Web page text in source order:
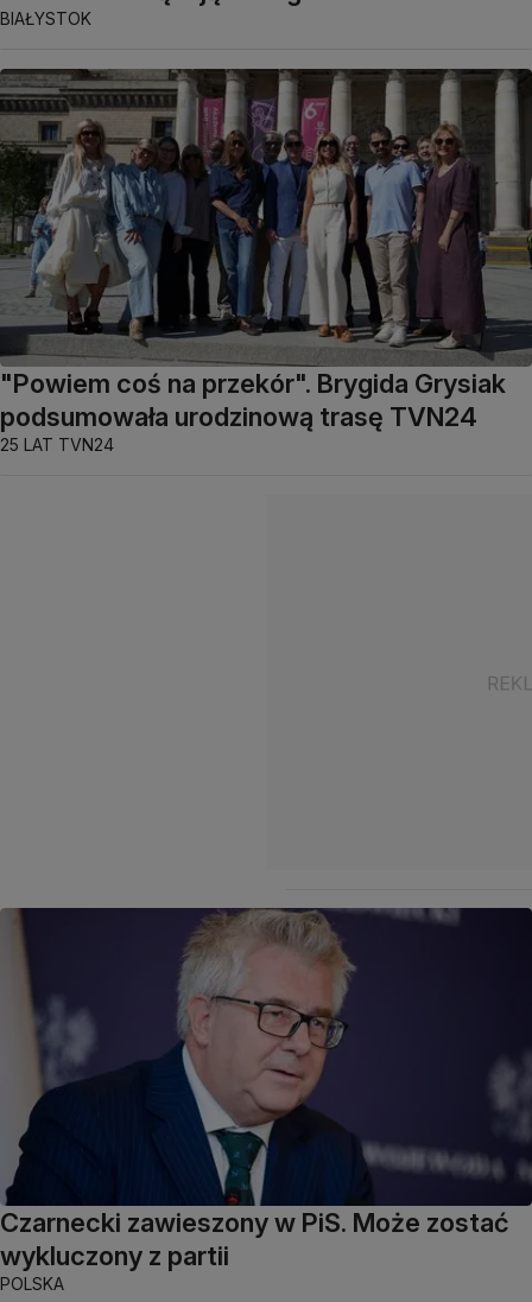
BIAŁYSTOK
"Powiem coś na przekór". Brygida Grysiak
podsumowała urodzinową trasę TVN24
25 LAT TVN24
Czarnecki zawieszony w PiS. Może zostać
wykluczony z partii
POLSKA